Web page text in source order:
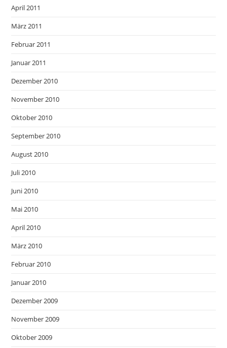
April 2011
März 2011
Februar 2011
Januar 2011
Dezember 2010
November 2010
Oktober 2010
September 2010
August 2010
Juli 2010
Juni 2010
Mai 2010
April 2010
März 2010
Februar 2010
Januar 2010
Dezember 2009
November 2009
Oktober 2009